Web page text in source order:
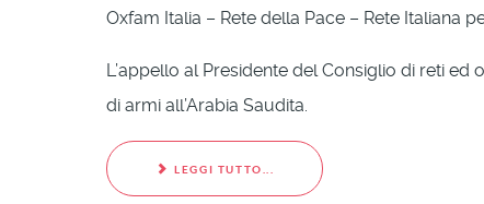
Oxfam Italia – Rete della Pace – Rete Italiana
L’appello al Presidente del Consiglio di reti
di armi all’Arabia Saudita.
LEGGI TUTTO...